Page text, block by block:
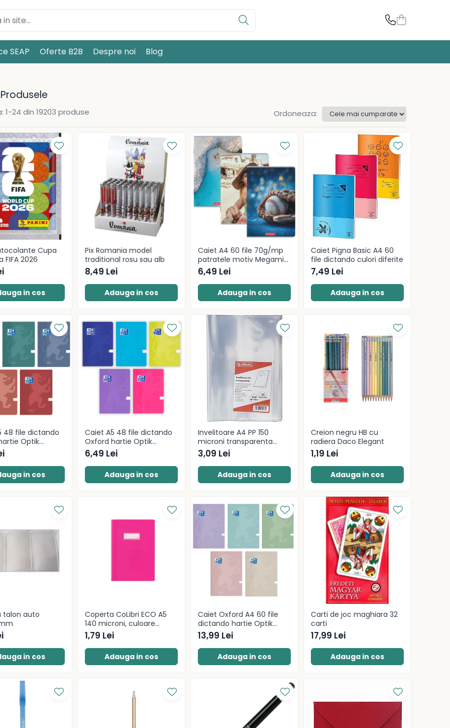
SEAP Oferte B2B Despre noi Blog
1-24 din 19203 produse Ordoneaza:
Cupa
FIFA 2026
in cos
Pix Romania model
traditional rosu sau alb
8,49 Lei
Adauga in cos
Caiet A4 60 file 70g/mp
patratele motiv Megamix
2
6,49 Lei
Adauga in cos
Caiet Pigna Basic A4 60
file dictando culori diferite
7,49 Lei
Adauga in cos
48 file dictando
Optik
Touch
in cos
Caiet A5 48 file dictando
Oxford hartie Optik
80g/mp diverse culori
6,49 Lei
Adauga in cos
Invelitoare A4 PP 150
microni transparenta
Herlitz
3,09 Lei
Adauga in cos
Creion negru HB cu
radiera Daco Elegant
1,19 Lei
Adauga in cos
talon auto
in cos
Coperta CoLibri ECO A5
140 microni, culoare
magenta opac
1,79 Lei
Adauga in cos
Caiet Oxford A4 60 file
dictando hartie Optik
80g/mp Touch Pastel
13,99 Lei
Adauga in cos
Carti de joc maghiara 32
carti
17,99 Lei
Adauga in cos